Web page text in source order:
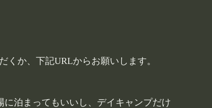
くか、下記URLからお願いします。
泊まってもいいし、デイキャンプだけ